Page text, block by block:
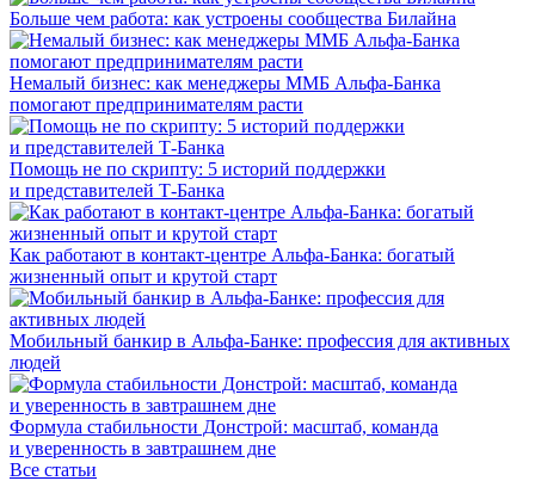
Больше чем работа: как устроены сообщества Билайна
Немалый бизнес: как менеджеры ММБ Альфа-Банка
помогают предпринимателям расти
Помощь не по скрипту: 5 историй поддержки
и представителей Т-Банка
Как работают в контакт-центре Альфа-Банка: богатый
жизненный опыт и крутой старт
Мобильный банкир в Альфа-Банке: профессия для активных
людей
Формула стабильности Донстрой: масштаб, команда
и уверенность в завтрашнем дне
Все статьи